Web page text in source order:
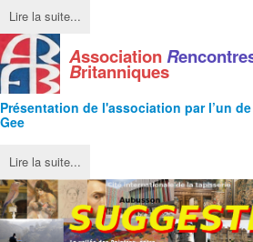
Lire la suite...
AssociationR
Britanniques
Présentation de l'association par l’un
Gee
Lire la suite...